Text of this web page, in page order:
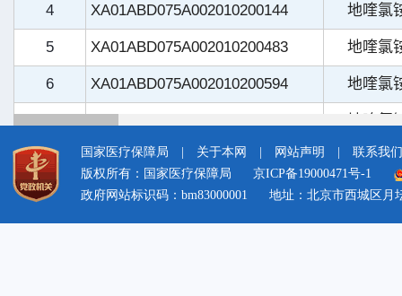
国家医疗保障局 关于本网 网站声明
联系我们
版权所有：国家医疗保障局
京ICP备19000471号-1
政府网站标识码：bm83000001
地址：北京市西城区月